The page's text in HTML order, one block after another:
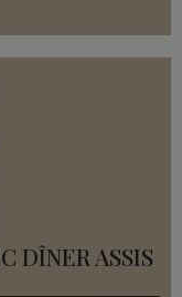
DÎNER ASSIS